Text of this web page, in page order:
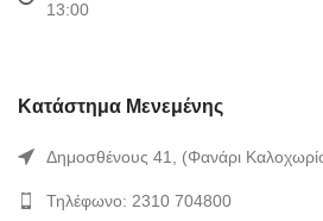
13:00
Κατάστημα Μενεμένης
Δημοσθένους 41, (Φανάρι
Τηλέφωνο: 2310 704800